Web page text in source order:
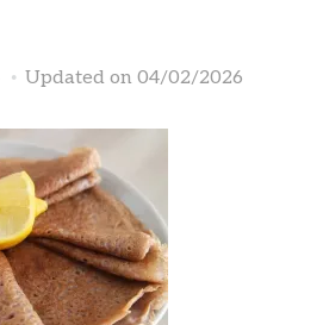
Updated on 04/02/2026